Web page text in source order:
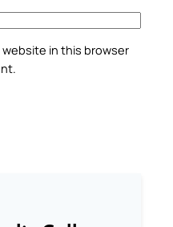
website in this browser